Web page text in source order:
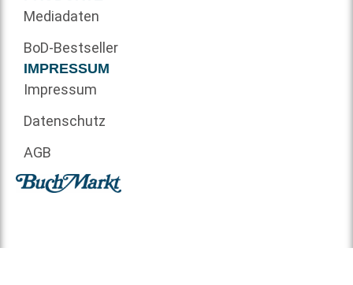
Mediadaten
BoD-Bestseller
IMPRESSUM
Impressum
Datenschutz
AGB